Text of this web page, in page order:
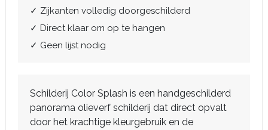
✓ Zijkanten volledig doorgeschilderd
✓ Direct klaar om op te hangen
✓ Geen lijst nodig
Schilderij Color Splash is een handgeschilderd
panorama olieverf schilderij dat direct opvalt
door het krachtige kleurgebruik en de